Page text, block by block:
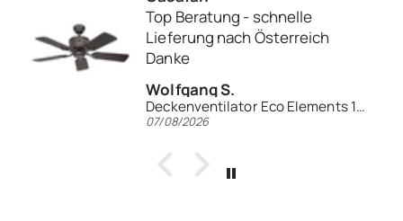
Top Beratung - schnelle
Lieferung nach Österreich
Danke
Wolfgang S.
Deckenventilator Eco Elements 103